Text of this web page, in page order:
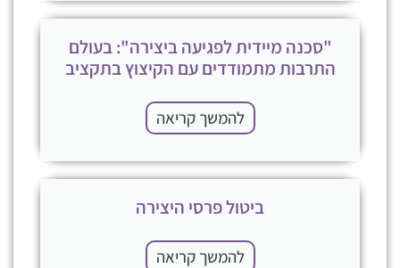
"סכנה מיידית לפגיעה ביצירה": בעולם
התרבות מתמודדים עם הקיצוץ בתקציב
להמשך קריאה
ביטול פרסי היצירה
להמשך קריאה